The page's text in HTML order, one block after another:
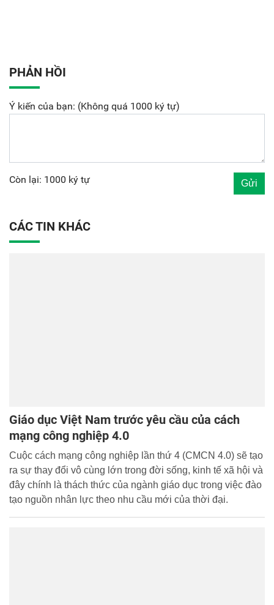
PHẢN HỒI
Ý kiến của bạn: (Không quá 1000 ký tự)
Còn lại: 1000 ký tự
CÁC TIN KHÁC
Giáo dục Việt Nam trước yêu cầu của cách
mạng công nghiệp 4.0
Cuộc cách mạng công nghiệp lần thứ 4 (CMCN 4.0) sẽ tạo
ra sự thay đổi vô cùng lớn trong đời sống, kinh tế xã hội và
đây chính là thách thức của ngành giáo dục trong việc đào
tạo nguồn nhân lực theo nhu cầu mới của thời đại.